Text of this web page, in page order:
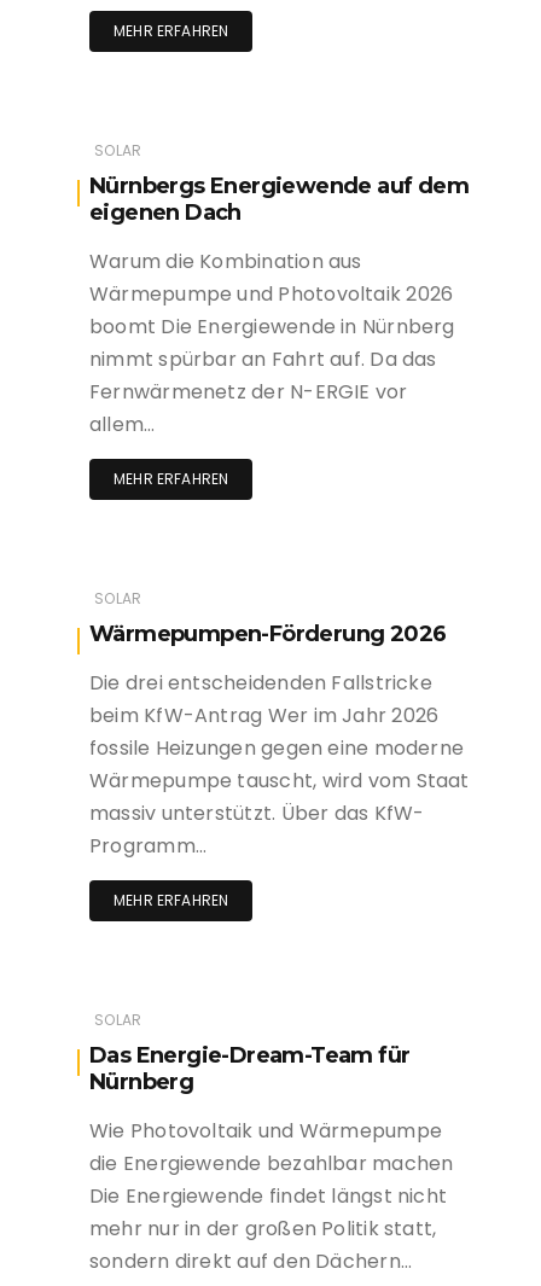
MEHR ERFAHREN
SOLAR
Nürnbergs Energiewende auf dem
eigenen Dach
Warum die Kombination aus
Wärmepumpe und Photovoltaik 2026
boomt Die Energiewende in Nürnberg
nimmt spürbar an Fahrt auf. Da das
Fernwärmenetz der N-ERGIE vor
allem…
MEHR ERFAHREN
SOLAR
Wärmepumpen-Förderung 2026
Die drei entscheidenden Fallstricke
beim KfW-Antrag Wer im Jahr 2026
fossile Heizungen gegen eine moderne
Wärmepumpe tauscht, wird vom Staat
massiv unterstützt. Über das KfW-
Programm…
MEHR ERFAHREN
SOLAR
Das Energie-Dream-Team für
Nürnberg
Wie Photovoltaik und Wärmepumpe
die Energiewende bezahlbar machen
Die Energiewende findet längst nicht
mehr nur in der großen Politik statt,
sondern direkt auf den Dächern…